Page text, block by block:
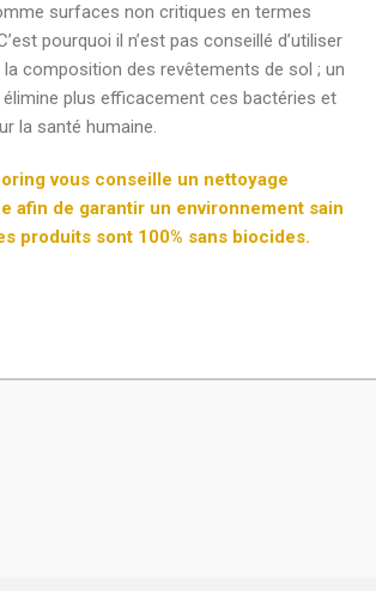
surfaces non critiques en termes
pourquoi il n’est pas conseillé d’utiliser
composition des revêtements de sol ; un
plus efficacement ces bactéries et
la santé humaine.
vous conseille un nettoyage
afin de garantir un environnement sain
produits sont 100% sans biocides.